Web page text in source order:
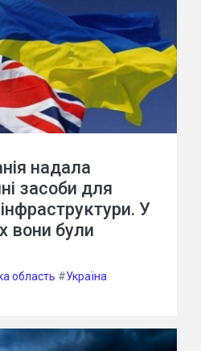
надала
засоби для
У
вони були
область #Україна